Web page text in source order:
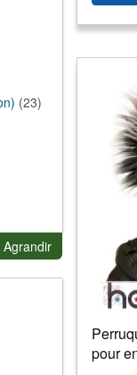
(23)
)
Agrandir
pour